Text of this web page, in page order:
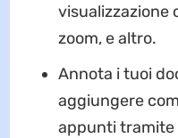
visualizzazione
zoom, e altro.
Annota i tuoi
aggiungere
appunti tramite